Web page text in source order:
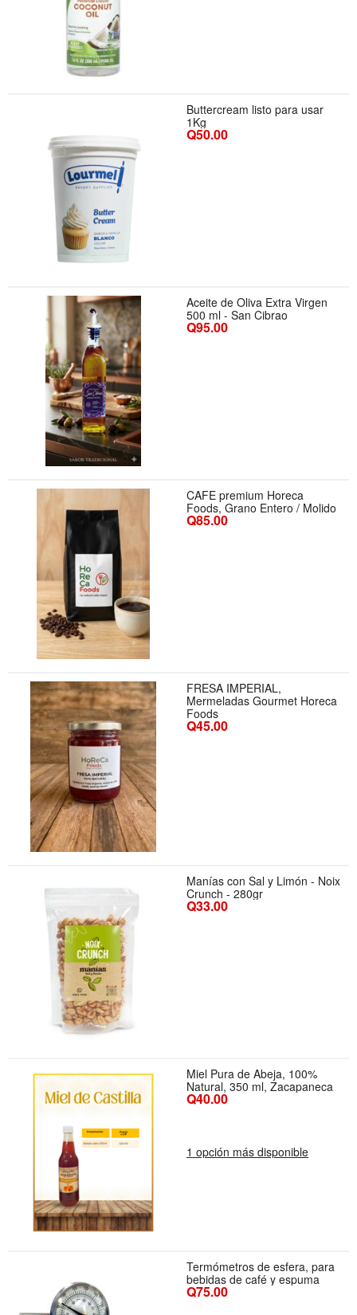
Buttercream listo para usar
1Kg
Q50.00
Aceite de Oliva Extra Virgen
500 ml - San Cibrao
Q95.00
CAFE premium Horeca
Foods, Grano Entero / Molido
Q85.00
FRESA IMPERIAL,
Mermeladas Gourmet Horeca
Foods
Q45.00
Manías con Sal y Limón - Noix
Crunch - 280gr
Q33.00
Miel Pura de Abeja, 100%
Natural, 350 ml, Zacapaneca
Q40.00
1 opción más disponible
Termómetros de esfera, para
bebidas de café y espuma
Q75.00